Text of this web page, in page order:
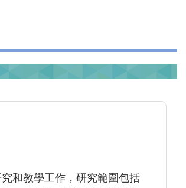
和教學工作，研究範圍包括